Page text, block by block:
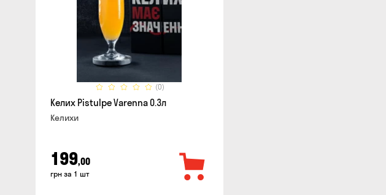
(0)
Келих Pistulpe Varenna 0.3л
Келихи
199,00
грн за 1 шт